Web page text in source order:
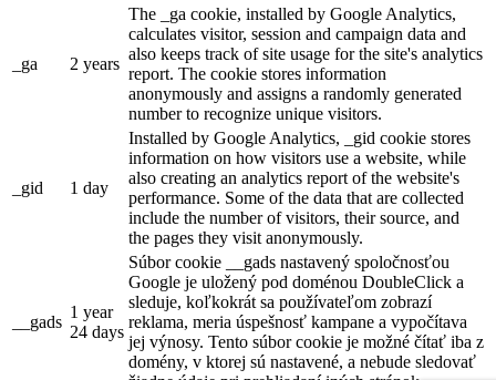
_ga 2 years
The _ga cookie, installed by Google Analytics,
calculates visitor, session and campaign data and
also keeps track of site usage for the site's analytics
report. The cookie stores information
anonymously and assigns a randomly generated
number to recognize unique visitors.
_gid 1 day
Installed by Google Analytics, _gid cookie stores
information on how visitors use a website, while
also creating an analytics report of the website's
performance. Some of the data that are collected
include the number of visitors, their source, and
the pages they visit anonymously.
__gads
1 year
24 days
Súbor cookie __gads nastavený spoločnosťou
Google je uložený pod doménou DoubleClick a
sleduje, koľkokrát sa používateľom zobrazí
reklama, meria úspešnosť kampane a vypočítava
jej výnosy. Tento súbor cookie je možné čítať iba z
domény, v ktorej sú nastavené, a nebude sledovať